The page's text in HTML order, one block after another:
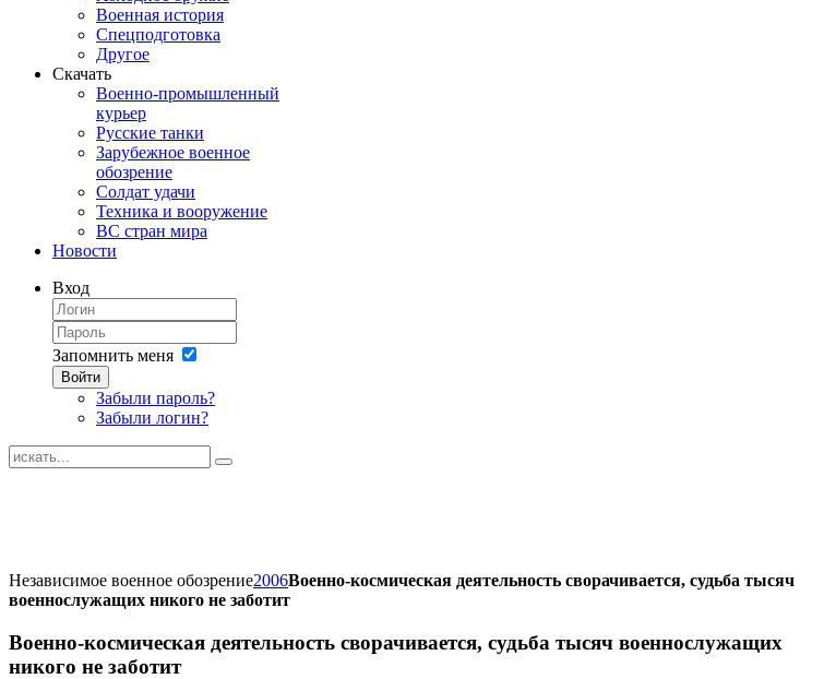
Военная история
Спецподготовка
Другое
Скачать
Военно-промышленный
курьер
Русские танки
Зарубежное военное
обозрение
Солдат удачи
Техника и вооружение
ВС стран мира
Новости
Вход
Запомнить меня
Войти
Забыли пароль?
Забыли логин?
Независимое военное обозрение2006Военно-космическая деятельность сворачивается, судьба тысяч
военнослужащих никого не заботит
Военно-космическая деятельность сворачивается, судьба тысяч военнослужащих
никого не заботит